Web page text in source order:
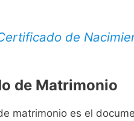
de
de Matrimonio
matrimonio es el